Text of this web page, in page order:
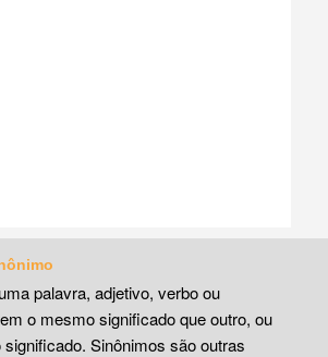
palavra, adjetivo, verbo ou
o mesmo significado que outro, ou
Sinônimos são outras